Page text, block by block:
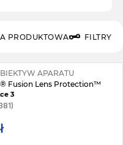
PRODUKTOWA FILTRY
APARATU
Fusion Lens Protection™
3